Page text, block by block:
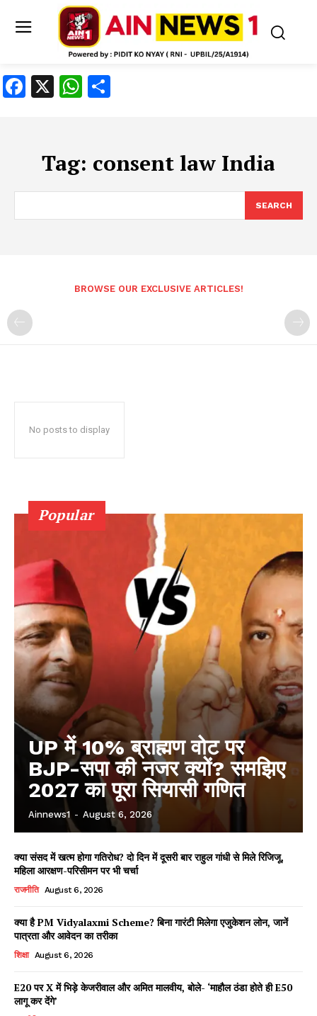
Facebook
X WhatsApp
Tag: consent law India
SEARCH
BROWSE OUR EXCLUSIVE ARTICLES!
No posts to display
Popular
UP में 10% ब्राह्मण वोट पर
BJP-सपा की नजर क्यों? समझिए
2027 का पूरा सियासी गणित
Ainnews1 - August 6, 2026
क्या संसद में खत्म होगा गतिरोध? दो दिन में दूसरी बार राहुल गांधी से मिले रिजिजू,
महिला आरक्षण-परिसीमन पर भी चर्चा
राजनीति August 6, 2026
क्या है PM Vidyalaxmi Scheme? बिना गारंटी मिलेगा एजुकेशन लोन, जानें
पात्रता और आवेदन का तरीका
शिक्षा August 6, 2026
E20 पर X में भिड़े केजरीवाल और अमित मालवीय, बोले- ‘माहौल ठंडा होते ही E50
लागू कर देंगे’